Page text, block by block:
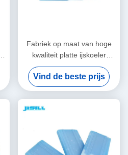
Fabriek op maat van hoge
kwaliteit platte ijskoeler
baksteen lunch koeler ijspak
met sneeuwvlok
Vind de beste prijs